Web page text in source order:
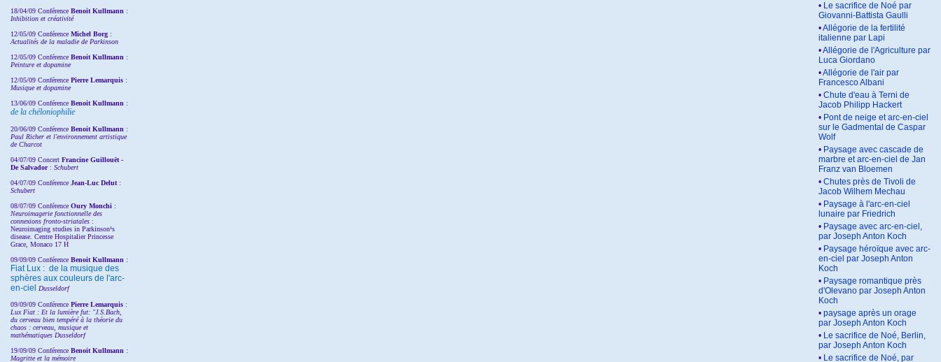
18/04/09 Conférence Benoit Kullmann :
Inhibition et créativité
12/05/09 Conférence Michel Borg :
Actualités de la maladie de Parkinson
12/05/09 Conférence Benoit Kullmann :
Peinture et dopamine
12/05/09 Conférence Pierre Lemarquis :
Musique et dopamine
13/06/09 Conférence Benoit Kullmann :
de la chéloniophilie
20/06/09 Conférence Benoit Kullmann :
Paul Richer et l'environnement artistique
de Charcot
04/07/09 Concert Francine Guillouët -
De Salvador : Schubert
04/07/09 Conférence Jean-Luc Delut :
Schubert
08/07/09 Conférence Oury Monchi :
Neuroimagerie fonctionnelle des
connexions fronto-striatales :
Neuroimaging studies in Parkinson¹s
disease. Centre Hospitalier Princesse
Grace, Monaco 17 H
09/09/09 Conférence Benoit Kullmann :
Fiat Lux : de la musique des
sphères aux couleurs de l'arc-
en-ciel
Dusseldorf
09/09/09 Conférence Pierre Lemarquis :
Lux Fiat : Et la lumière fut: "J.S.Bach,
du cerveau bien tempéré à la théorie du
chaos : cerveau, musique et
mathématiques Dusseldorf
19/09/09 Conférence Benoit Kullmann :
Magritte et la mémoire
• Le sacrifice de Noé par
Giovanni-Battista Gaulli
•Allégorie de la fertilité
italienne par Lapi
•Allégorie de l'Agriculture par
Luca Giordano
•Allégorie de l'air par
Francesco Albani
• Chute d'eau à Terni de
Jacob Philipp Hackert
• Pont de neige et arc-en-ciel
sur le Gadmental de Caspar
Wolf
• Paysage avec cascade de
marbre et arc-en-ciel de Jan
Franz van Bloemen
• Chutes près de Tivoli de
Jacob Wilhem Mechau
• Paysage à l'arc-en-ciel
lunaire par Friedrich
• Paysage avec arc-en-ciel,
par Joseph Anton Koch
• Paysage héroïque avec arc-
en-ciel par Joseph Anton
Koch
• Paysage romantique près
d'Olevano par Joseph Anton
Koch
• paysage après un orage
par Joseph Anton Koch
• Le sacrifice de Noé, Berlin,
par Joseph Anton Koch
• Le sacrifice de Noé, par